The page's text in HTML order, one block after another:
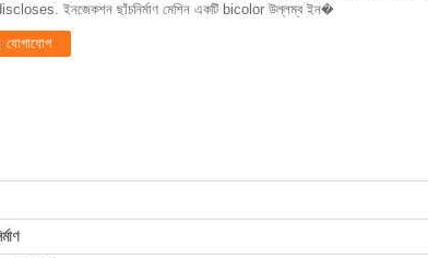
ইনজেকশন ছাঁচনির্মাণ মেশিন একটি bicolor উল্লম্ব ইন�
যোগাযোগ